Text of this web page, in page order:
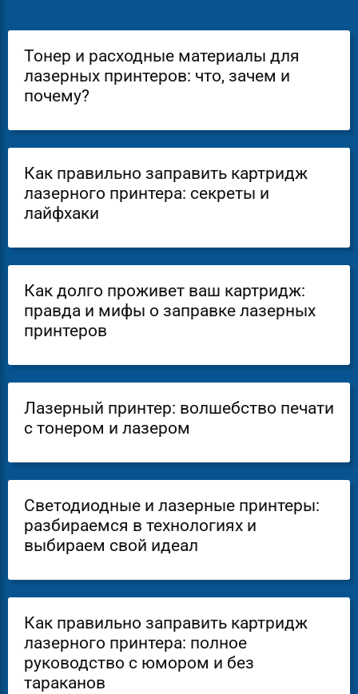
Тонер и расходные материалы для
лазерных принтеров: что, зачем и
почему?
Как правильно заправить картридж
лазерного принтера: секреты и
лайфхаки
Как долго проживет ваш картридж:
правда и мифы о заправке лазерных
принтеров
Лазерный принтер: волшебство печати
с тонером и лазером
Светодиодные и лазерные принтеры:
разбираемся в технологиях и
выбираем свой идеал
Как правильно заправить картридж
лазерного принтера: полное
руководство с юмором и без
тараканов